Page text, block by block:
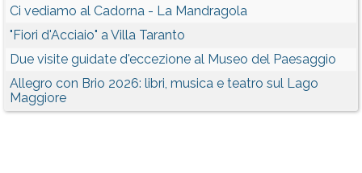
Ci vediamo al Cadorna - La Mandragola
"Fiori d'Acciaio" a Villa Taranto
Due visite guidate d'eccezione al Museo del Paesaggio
Allegro con Brio 2026: libri, musica e teatro sul Lago
Maggiore